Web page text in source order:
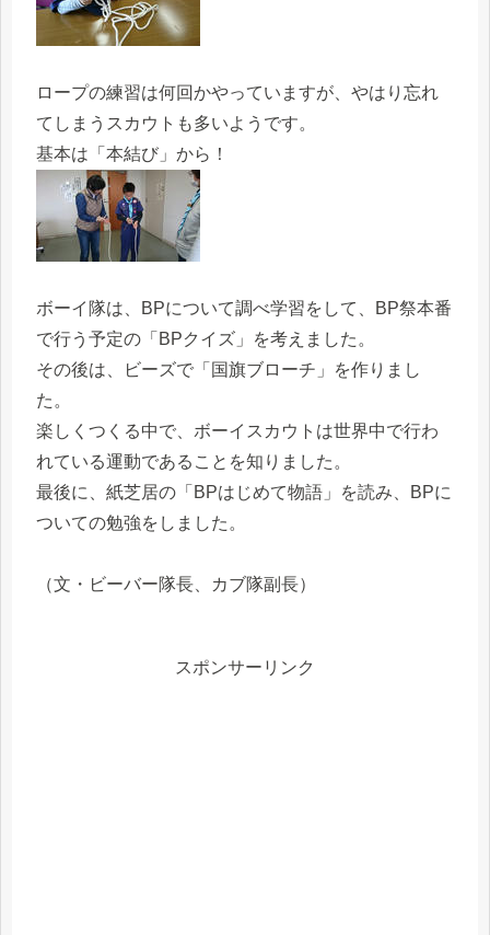
ロープの練習は何回かやっていますが、やはり忘れ
てしまうスカウトも多いようです。
基本は「本結び」から！
ボーイ隊は、BPについて調べ学習をして、BP祭本番
で行う予定の「BPクイズ」を考えました。
その後は、ビーズで「国旗ブローチ」を作りまし
た。
楽しくつくる中で、ボーイスカウトは世界中で行わ
れている運動であることを知りました。
最後に、紙芝居の「BPはじめて物語」を読み、BPに
ついての勉強をしました。
（文・ビーバー隊長、カブ隊副長）
スポンサーリンク